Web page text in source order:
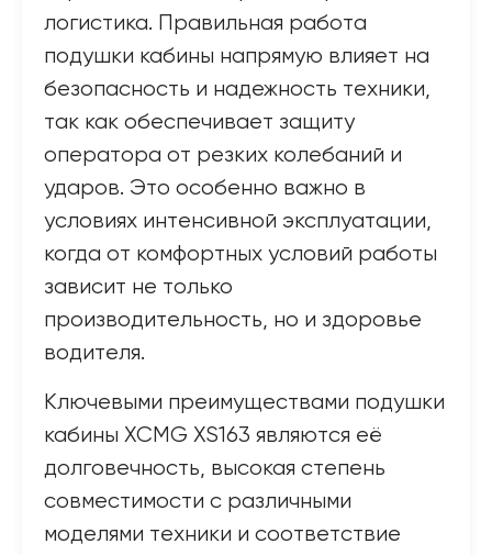
логистика. Правильная работа
подушки кабины напрямую влияет на
безопасность и надежность техники,
так как обеспечивает защиту
оператора от резких колебаний и
ударов. Это особенно важно в
условиях интенсивной эксплуатации,
когда от комфортных условий работы
зависит не только
производительность, но и здоровье
водителя.
Ключевыми преимуществами подушки
кабины XCMG XS163 являются её
долговечность, высокая степень
совместимости с различными
моделями техники и соответствие